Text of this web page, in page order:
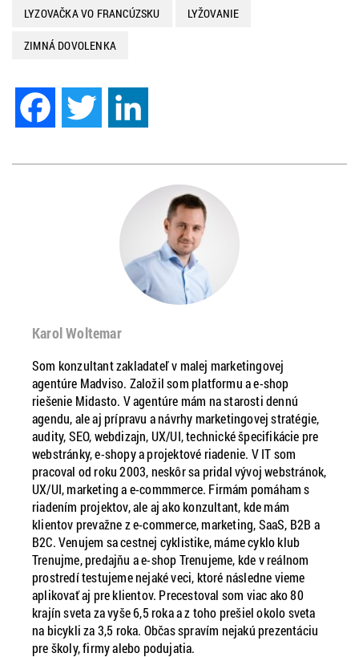
LYZOVAČKA VO FRANCÚZSKU LYŽOVANIE
ZIMNÁ DOVOLENKA
Facebook Twitter
Karol Woltemar
Som konzultant zakladateľ v malej marketingovej
agentúre Madviso. Založil som platformu a e-shop
riešenie Midasto. V agentúre mám na starosti dennú
agendu, ale aj prípravu a návrhy marketingovej stratégie,
audity, SEO, webdizajn, UX/UI, technické špecifikácie pre
webstránky, e-shopy a projektové riadenie. V IT som
pracoval od roku 2003, neskôr sa pridal vývoj webstránok,
UX/UI, marketing a e-commmerce. Firmám pomáham s
riadením projektov, ale aj ako konzultant, kde mám
klientov prevažne z e-commerce, marketing, SaaS, B2B a
B2C. Venujem sa cestnej cyklistike, máme cyklo klub
Trenujme, predajňu a e-shop Trenujeme, kde v reálnom
prostredí testujeme nejaké veci, ktoré následne vieme
aplikovať aj pre klientov. Precestoval som viac ako 80
krajín sveta za vyše 6,5 roka a z toho prešiel okolo sveta
na bicykli za 3,5 roka. Občas spravím nejakú prezentáciu
pre školy, firmy alebo podujatia.